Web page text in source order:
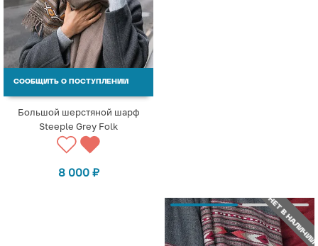
СООБЩИТЬ О ПОСТУПЛЕНИИ
Большой шерстяной шарф
Steeple Grey Folk
8 000 ₽
НЕТ В НАЛИЧИИ